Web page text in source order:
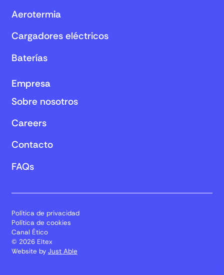
Aerotermia
Cargadores eléctricos
Baterías
Empresa
Sobre nosotros
Careers
Contacto
FAQs
Política de privacidad
Política de cookies
Canal Ético
© 2026 Eltex
Website by Just Able